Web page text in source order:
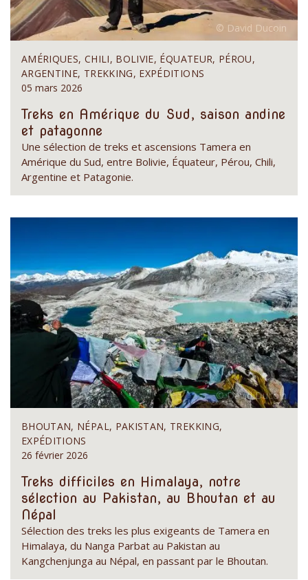
AMÉRIQUES, CHILI, BOLIVIE, ÉQUATEUR, PÉROU,
ARGENTINE, TREKKING, EXPÉDITIONS
05 mars 2026
Treks en Amérique du Sud, saison andine
et patagonne
Une sélection de treks et ascensions Tamera en
Amérique du Sud, entre Bolivie, Équateur, Pérou, Chili,
Argentine et Patagonie.
BHOUTAN, NÉPAL, PAKISTAN, TREKKING,
EXPÉDITIONS
26 février 2026
Treks difficiles en Himalaya, notre
sélection au Pakistan, au Bhoutan et au
Népal
Sélection des treks les plus exigeants de Tamera en
Himalaya, du Nanga Parbat au Pakistan au
Kangchenjunga au Népal, en passant par le Bhoutan.